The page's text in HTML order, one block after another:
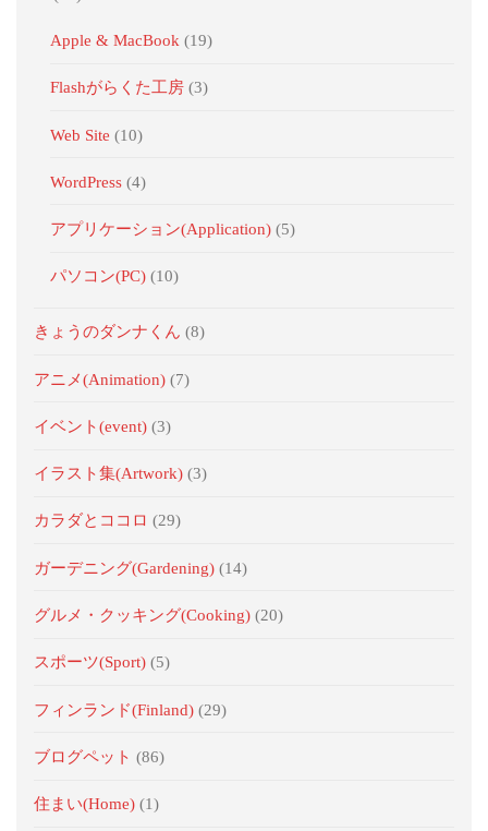
Apple & MacBook (19)
Flashがらくた工房(3)
Web Site (10)
WordPress(4)
アプリケーション(Application)(5)
パソコン(PC)(10)
きょうのダンナくん (8)
アニメ(Animation)(7)
イベント(event)(3)
イラスト集(Artwork)(3)
カラダとココロ (29)
ガーデニング(Gardening)(14)
グルメ・クッキング(Cooking)(20)
スポーツ(Sport)(5)
フィンランド(Finland)(29)
ブログペット (86)
住まい(Home)(1)